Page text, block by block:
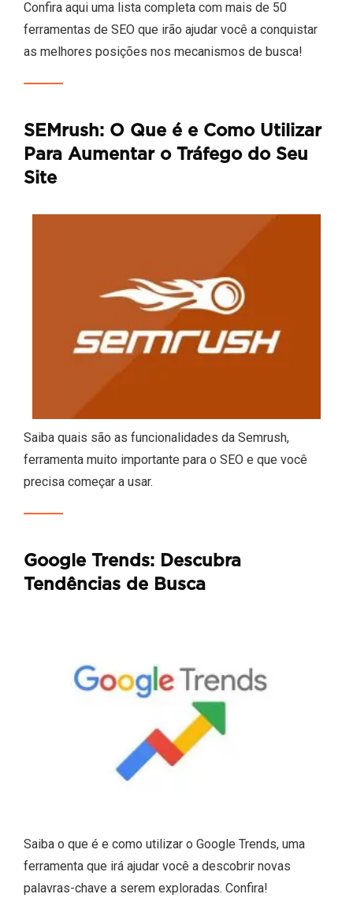
Confira aqui uma lista completa com mais de 50
ferramentas de SEO que irão ajudar você a conquistar
as melhores posições nos mecanismos de busca!
SEMrush: O Que é e Como Utilizar
Para Aumentar o Tráfego do Seu
Site
Saiba quais são as funcionalidades da Semrush,
ferramenta muito importante para o SEO e que você
precisa começar a usar.
Google Trends: Descubra
Tendências de Busca
Saiba o que é e como utilizar o Google Trends, uma
ferramenta que irá ajudar você a descobrir novas
palavras-chave a serem exploradas. Confira!